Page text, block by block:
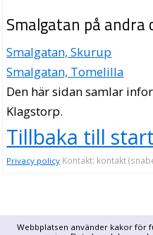
Webbplatsen använder kakor för
Smalgatan på andra
Smalgatan, Skurup
Smalgatan, Tomelilla
Den här sidan samlar
Klagstorp.
Tillbaka till
Privacy policy Kontakt: kontakt